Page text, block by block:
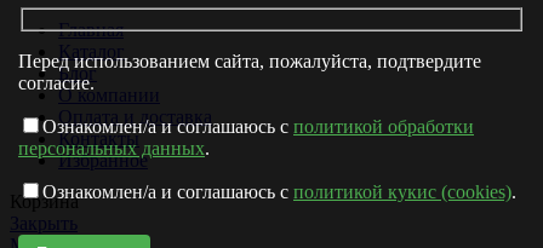
Главная
Каталог
Блог
О компании
Оплата и доставка
Контакты
Избранное
Корзина
Закрыть
Перед использованием сайта, пожалуйста, подтвердите
согласие.
Ознакомлен/а и соглашаюсь с политикой обработки
персональных данных.
Ознакомлен/а и соглашаюсь с политикой кукис (cookies).